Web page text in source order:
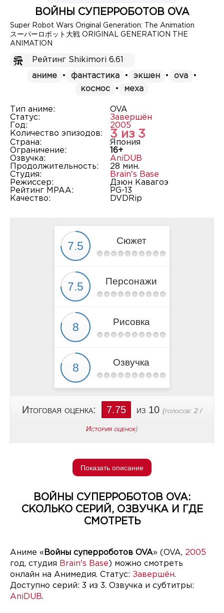
ВОЙНЫ СУПЕРРОБОТОВ OVA
Super Robot Wars Original Generation: The Animation
スーパーロボット大戦 ORIGINAL GENERATION THE
ANIMATION
Рейтинг Shikimori 6.61
аниме • фантастика • экшен • ova
•
космос
• меха
Тип аниме:
OVA
Статус:
Завершён
Год:
2005
Количество эпизодов:
3 из 3
Страна:
Япония
Ограничение:
16+
Озвучка:
AniDUB
Продолжительность:
28 мин.
Студия:
Brain's Base
Режиссер:
Дзюн Кавагоэ
Рейтинг MPAA:
PG-13
Качество:
DVDRip
Сюжет
Персонажи
Рисовка
Озвучка
Итоговая оценка: 7.75 из 10 (голосов: 2 /
История оценок)
Показать описание
ВОЙНЫ СУПЕРРОБОТОВ OVA:
СКОЛЬКО СЕРИЙ, ОЗВУЧКА И ГДЕ
СМОТРЕТЬ
Аниме « Войны суперроботов OVA» (OVA, 2005
год, студия Brain's Base ) можно смотреть
онлайн на Анимедия. Статус: Завершён.
Доступно серий: 3 из 3. Озвучка и субтитры:
AniDUB.